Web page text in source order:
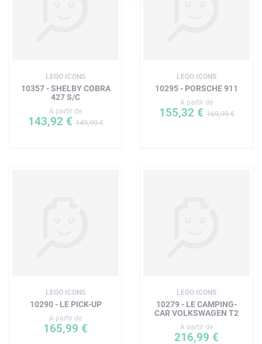
LEGO ICONS
10357 - SHELBY COBRA
427 S/C
A partir de
143,92 €149,99 €
LEGO ICONS
10295 - PORSCHE 911
A partir de
155,32 €169,99 €
LEGO ICONS
10290 - LE PICK-UP
A partir de
165,99 €
LEGO ICONS
10279 - LE CAMPING-
CAR VOLKSWAGEN T2
A partir de
216,99 €